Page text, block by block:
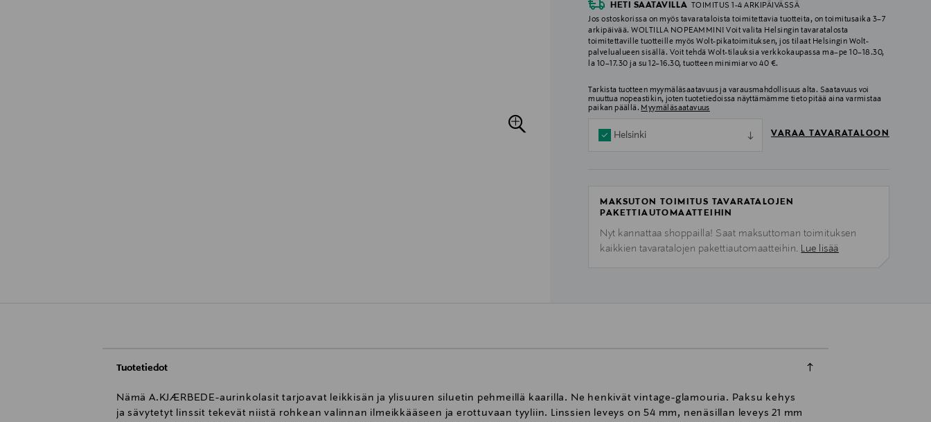
HETI SAATAVILLA
TOIMITUS 1-4 ARKIPÄIVÄSSÄ
Jos ostoskorissa on myös tavarataloista toimitettavia tuotteita, on toimitusaika 3–7
arkipäivää. WOLTILLA NOPEAMMIN! Voit valita Helsingin tavaratalosta
toimitettaville tuotteille myös Wolt-pikatoimituksen, jos tilaat Helsingin Wolt-
palvelualueen sisällä. Voit tehdä Wolt-tilauksia verkkokaupassa ma–pe 10–18.30,
la 10–17.30 ja su 12–16.30, tuotteen minimiarvo 40 €.
Tarkista tuotteen myymäläsaatavuus ja varausmahdollisuus alta. Saatavuus voi
muuttua nopeastikin, joten tuotetiedoissa näyttämämme tieto pitää aina varmistaa
paikan päällä. Myymäläsaatavuus
Helsinki VARAA TAVARATALOON
MAKSUTON TOIMITUS TAVARATALOJEN
PAKETTIAUTOMAATTEIHIN
Nyt kannattaa shoppailla! Saat maksuttoman toimituksen
kaikkien tavaratalojen pakettiautomaatteihin. Lue lisää
Tuotetiedot
Nämä A.KJÆRBEDE-aurinkolasit tarjoavat leikkisän ja ylisuuren siluetin pehmeillä kaarilla. Ne henkivät vintage-glamouria. Paksu kehys
ja sävytetyt linssit tekevät niistä rohkean valinnan ilmeikkääseen ja erottuvaan tyyliin. Linssien leveys on 54 mm, nenäsillan leveys 21 mm